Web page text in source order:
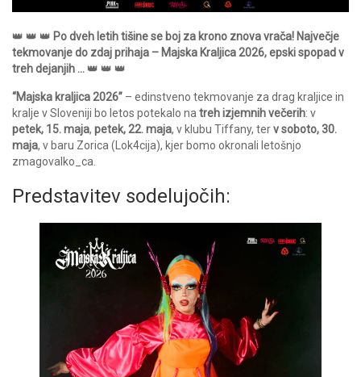
👑 👑 👑 Po dveh letih tišine se boj za krono znova vrača! Največje
tekmovanje do zdaj prihaja – Majska Kraljica 2026, epski spopad v
treh dejanjih … 👑 👑 👑
“Majska kraljica 2026” – edinstveno tekmovanje za drag kraljice in
kralje v Sloveniji bo letos potekalo na treh izjemnih večerih: v
petek, 15. maja, petek, 22. maja, v klubu Tiffany, terv soboto, 30.
maja, v baru Zorica (Lok4cija), kjer bomo okronali letošnjo
zmagovalko_ca.
Predstavitev sodelujočih: